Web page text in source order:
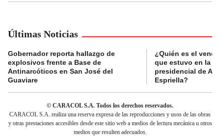
Últimas Noticias
Gobernador reporta hallazgo de
explosivos frente a Base de
Antinarcóticos en San José del
Guaviare
¿Quién es el
que estuvo en la
presidencial de
Espriella?
© CARACOL S.A. Todos los derechos reservados.
CARACOL S.A. realiza una reserva expresa de las reproducciones y usos de las obras
y otras prestaciones accesibles desde este sitio web a medios de lectura mecánica u otros
medios que resulten adecuados.